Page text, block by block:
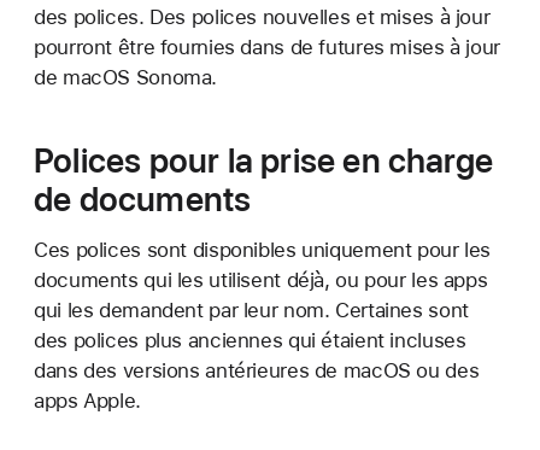
des polices. Des polices nouvelles et mises à jour
pourront être fournies dans de futures mises à jour
de macOS Sonoma.
Polices pour la prise en charge
de documents
Ces polices sont disponibles uniquement pour les
documents qui les utilisent déjà, ou pour les apps
qui les demandent par leur nom. Certaines sont
des polices plus anciennes qui étaient incluses
dans des versions antérieures de macOS ou des
apps Apple.